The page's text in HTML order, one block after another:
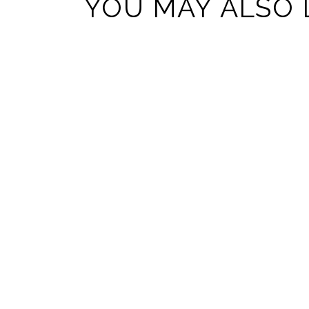
YOU MAY ALSO